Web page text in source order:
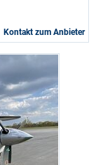
Kontakt zum Anbieter